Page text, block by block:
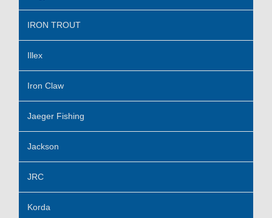
IRON TROUT
Illex
Iron Claw
Jaeger Fishing
Jackson
JRC
Korda